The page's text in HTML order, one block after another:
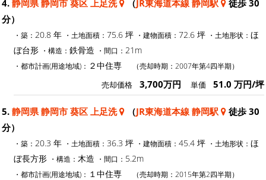
4. 静岡県 静岡市 葵区 上足洗 （JR東海道本線 静岡駅
徒歩 30
分）
・築： 20.8 年 ・土地面積： 75.6 坪 ・建物面積： 72.6 坪 ・土地形状： ほ
ぼ台形 ・構造： 鉄骨造 ・間口： 21m
・都市計画(用途地域)： ２中住専 （売却時期：2007年第4四半期）
売却価格 3,700万円 単価 51.0 万円/坪
5. 静岡県 静岡市 葵区 上足洗 （JR東海道本線 静岡駅
徒歩 30
分）
・築： 20.3 年 ・土地面積： 36.3 坪 ・建物面積： 45.4 坪 ・土地形状： ほ
ぼ長方形 ・構造： 木造 ・間口： 5.2m
・都市計画(用途地域)： １中住専 （売却時期：2015年第2四半期）